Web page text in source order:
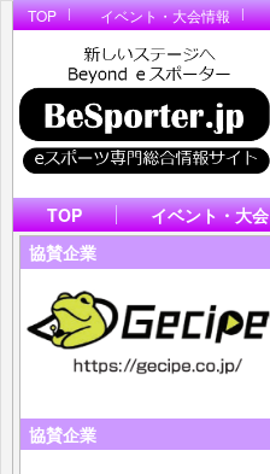
TOP イベント・大会情報
TOP イベント・大会
協賛企業
協賛企業